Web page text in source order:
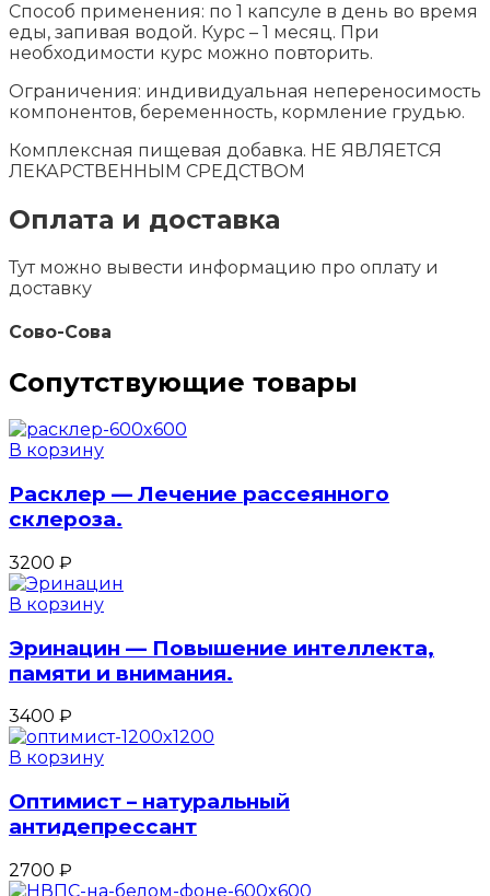
Способ применения: по 1 капсуле в день во время
еды, запивая водой. Курс – 1 месяц. При
необходимости курс можно повторить.
Ограничения: индивидуальная непереносимость
компонентов, беременность, кормление грудью.
Комплексная пищевая добавка. НЕ ЯВЛЯЕТСЯ
ЛЕКАРСТВЕННЫМ СРЕДСТВОМ
Оплата и доставка
Тут можно вывести информацию про оплату и
доставку
Сово-Сова
Сопутствующие товары
В корзину
Расклер — Лечение рассеянного
склероза.
3200 ₽
В корзину
Эринацин — Повышение интеллекта,
памяти и внимания.
3400 ₽
В корзину
Оптимист – натуральный
антидепрессант
2700 ₽